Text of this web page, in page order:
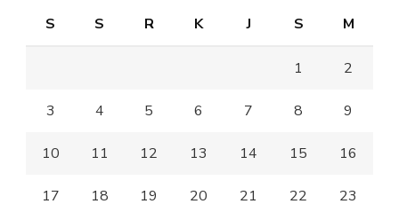
S S R K J S M
1 2
3 4 5 6 7 8 9
10 11 12 13 14 15 16
17 18 19 20 21 22 23